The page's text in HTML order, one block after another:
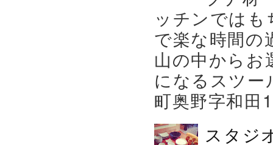
ッチンでは
で楽な時間の
山の中から
になるスツー
町奥野字和
スタジ